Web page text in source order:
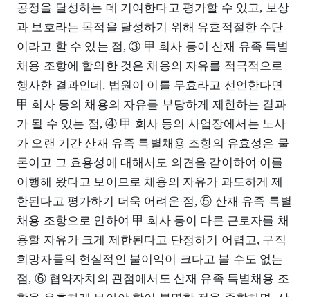
공정을 달성하는 데 기여한다고 평가할 수 있고, 보상
과 보호라는 목적을 달성하기 위해 유효적절한 수단
이라고 할 수 있는 점, ③ 甲 회사 등이 산재 유족 특별
채용 조항에 합의한 것은 채용의 자유를 적극적으로
행사한 결과인데, 법원이 이를 무효라고 선언한다면
甲 회사 등의 채용의 자유를 부당하게 제한하는 결과
가 될 수 있는 점, ④ 甲 회사 등의 사업장에서는 노사
가 오랜 기간 산재 유족 특별채용 조항의 유효성은 물
론이고 그 효용성에 대해서도 의견을 같이하여 이를
이행해 왔다고 보이므로 채용의 자유가 과도하게 제
한된다고 평가하기 더욱 어려운 점, ⑤ 산재 유족 특별
채용 조항으로 인하여 甲 회사 등이 다른 근로자를 채
용할 자유가 크게 제한된다고 단정하기 어렵고, 구직
희망자들의 현실적인 불이익이 크다고 볼 수도 없는
점, ⑥ 협약자치의 관점에서도 산재 유족 특별채용 조